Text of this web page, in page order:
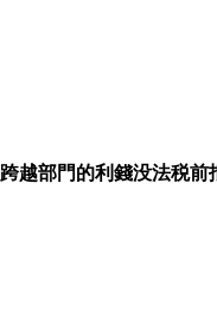
跨越部門的利錢没法税前